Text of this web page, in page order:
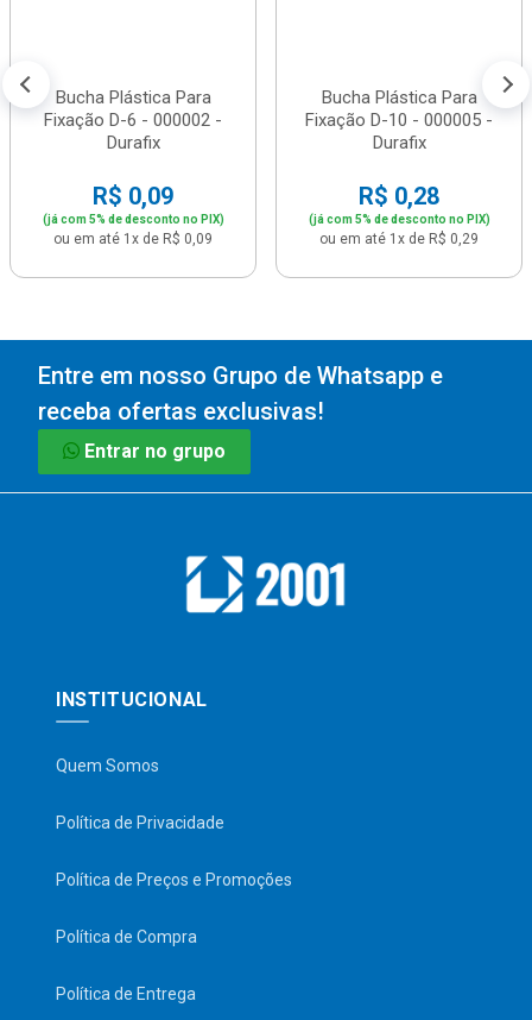
Bucha Plástica Para
Fixação D-6 - 000002 -
Durafix
R$ 0,09
(já com 5% de desconto no PIX)
ou em até 1x de R$ 0,09
Bucha Plástica Para
Fixação D-10 - 000005 -
Durafix
R$ 0,28
(já com 5% de desconto no PIX)
ou em até 1x de R$ 0,29
Entre em nosso Grupo de Whatsapp e
receba ofertas exclusivas!
Entrar no grupo
INSTITUCIONAL
Quem Somos
Política de Privacidade
Política de Preços e Promoções
Política de Compra
Política de Entrega